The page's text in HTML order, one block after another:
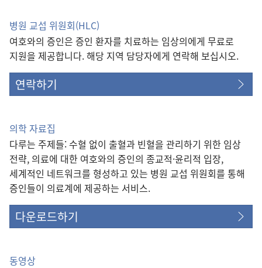
병원 교섭 위원회(HLC)
여호와의 증인은 증인 환자를 치료하는 임상의에게 무료로
지원을 제공합니다. 해당 지역 담당자에게 연락해 보십시오.
연락하기
의학 자료집
다루는 주제들: 수혈 없이 출혈과 빈혈을 관리하기 위한 임상
전략, 의료에 대한 여호와의 증인의 종교적·윤리적 입장,
세계적인 네트워크를 형성하고 있는 병원 교섭 위원회를 통해
증인들이 의료계에 제공하는 서비스.
다운로드하기
동영상